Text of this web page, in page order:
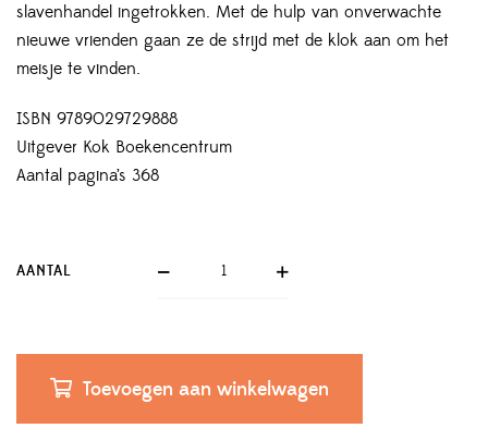
slavenhandel ingetrokken. Met de hulp van onverwachte
nieuwe vrienden gaan ze de strijd met de klok aan om het
meisje te vinden.
ISBN 9789029729888
Uitgever Kok Boekencentrum
Aantal pagina’s 368
AANTAL
Toevoegen aan winkelwagen